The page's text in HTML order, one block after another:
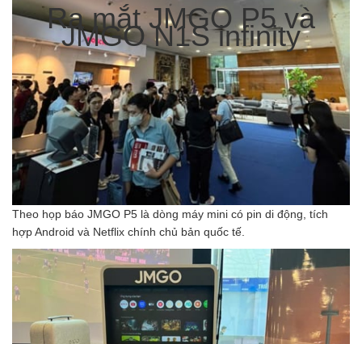
Ra mắt JMGO P5 và
JMGO N1S infinity
Theo họp báo JMGO P5 là dòng máy mini có pin di động, tích
hợp Android và Netflix chính chủ bản quốc tế.